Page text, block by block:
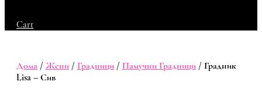
Cart
Дома / Жени / Градници / Памучни Градници / Градник
Lisa – Сив